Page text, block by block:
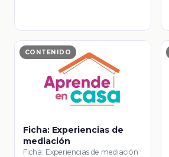
CONTENIDO
Ficha: Experiencias de
mediación
Ficha: Experiencias de mediación